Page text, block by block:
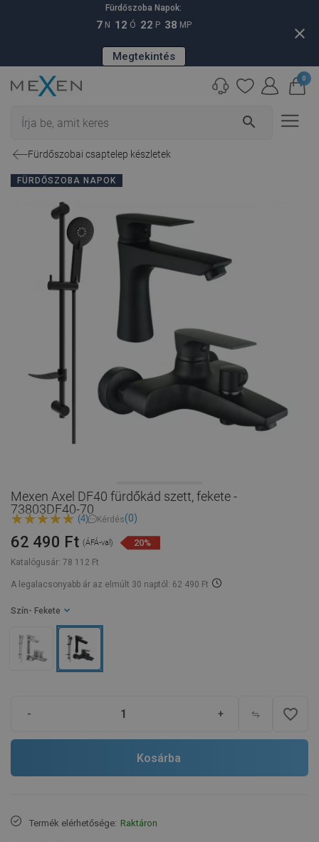
Fürdőszoba Napok:
7 N 12 Ó 22 P 37 MP
Megtekintés
close
search
0
Fürdőszobai csaptelep készletek
FÜRDŐSZOBA NAPOK
Mexen Axel DF40 fürdőkád szett, fekete -
73803DF40-70
(4) Kérdés(0)
Katalógusár: 78 112 Ft
62 490 Ft (ÁFÁ-val) 20%
A legalacsonyabb ár az elmúlt 30 naptól: 62 490 Ft
Szín - Fekete
- + favorite_border
Kosárba
Termék elérhetősége: Raktáron